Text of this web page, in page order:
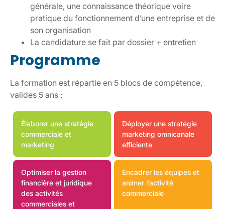
générale, une connaissance théorique voire
pratique du fonctionnement d’une entreprise et de
son organisation
La candidature se fait par dossier + entretien
Programme
La formation est répartie en 5 blocs de compétence,
valides 5 ans :
Élaborer une stratégie
commerciale et
marketing
Déployer une stratégie
marketing omnicanale
efficiente
Optimiser la gestion
financière et juridique
des activités
commerciales et
Encadrer les équipes et
animer l’activité
commerciale